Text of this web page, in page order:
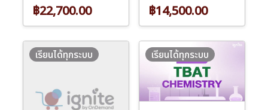
฿22,700.00 ฿14,500.00
เรียนได้ทุกระบบ เรียนได้ทุกระบบ